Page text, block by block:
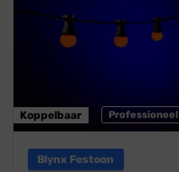
Professioneel
Koppelbaar
Blynx Festoon